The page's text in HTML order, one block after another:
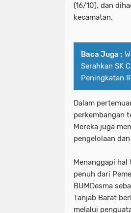
(16/10), dan
kecamatan.
Baca Juga :
Serahkan SK
Peningkatan
Dalam
perkembangan
Mereka juga
pengelolaan
Menanggapi hal
penuh dari
BUMDesma
Tanjab Barat
melalui